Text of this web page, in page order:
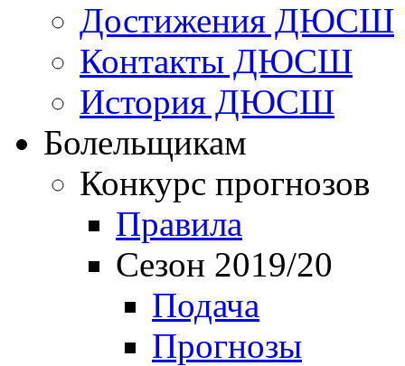
Достижения ДЮСШ
Контакты ДЮСШ
История ДЮСШ
Болельщикам
Конкурс прогнозов
Правила
Сезон 2019/20
Подача
Прогнозы